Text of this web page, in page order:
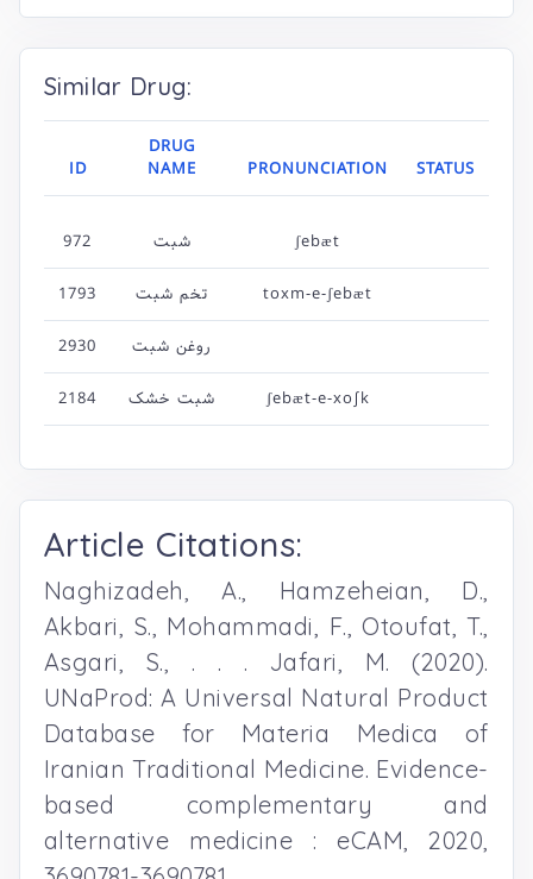
Similar Drug:
ID
DRUG
NAME
PRONUNCIATION STATUS
972 شبت ʃebæt
1793 تخم شبت toxm-e-ʃebæt
2930 روغن شبت
2184 شبت خشک ʃebæt-e-xo∫k
Article Citations:
Naghizadeh, A., Hamzeheian, D.,
Akbari, S., Mohammadi, F., Otoufat, T.,
Asgari, S., . . . Jafari, M. (2020).
UNaProd: A Universal Natural Product
Database for Materia Medica of
Iranian Traditional Medicine. Evidence-
based complementary and
alternative medicine : eCAM, 2020,